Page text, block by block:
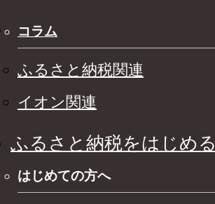
コラム
ふるさと納税関連
イオン関連
ふるさと納税をはじめる
はじめての方へ